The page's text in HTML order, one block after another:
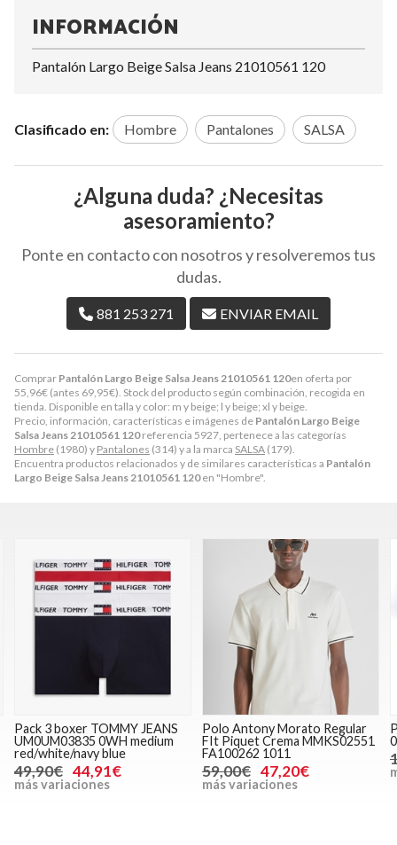
Comprar Pantalón Largo Beige Salsa Jeans 21010561 120en oferta por
55,96€ (antes 69,95€). Stock del producto según combinación, recogida en
tienda. Disponible en talla y color: m y beige; l y beige; xl y beige.
Precio, información, características e imágenes de Pantalón Largo Beige
Salsa Jeans 21010561 120referencia 5927, pertenece a las categorías
Hombre (1980) y Pantalones (314) y a la marca SALSA (179).
Encuentra productos relacionados y de similares características a Pantalón
Largo Beige Salsa Jeans 21010561 120en "Hombre".
INFORMACIÓN
Pantalón Largo Beige Salsa Jeans 21010561 120
Clasificado en: Hombre Pantalones SALSA
¿Alguna duda? ¿Necesitas
asesoramiento?
Ponte en contacto con nosotros y resolveremos tus
dudas.
881 253 271 ENVIAR EMAIL
Pack 3 boxer TOMMY JEANS
UM0UM03835 0WH medium
red/white/navy blue
49,90€ 44,91€
más variaciones
Polo Antony Morato Regular
FIt Piquet Crema MMKS02551
FA100262 1011
59,00€ 47,20€
más variaciones